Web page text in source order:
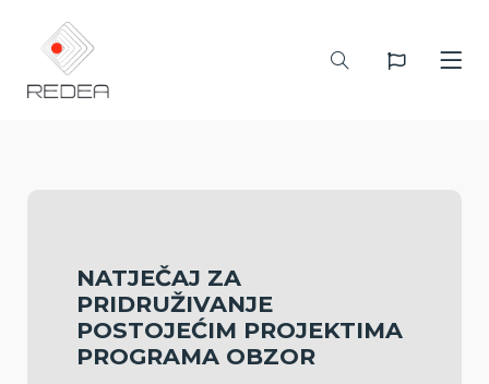
NATJEČAJ ZA
PRIDRUŽIVANJE
POSTOJEĆIM PROJEKTIMA
PROGRAMA OBZOR